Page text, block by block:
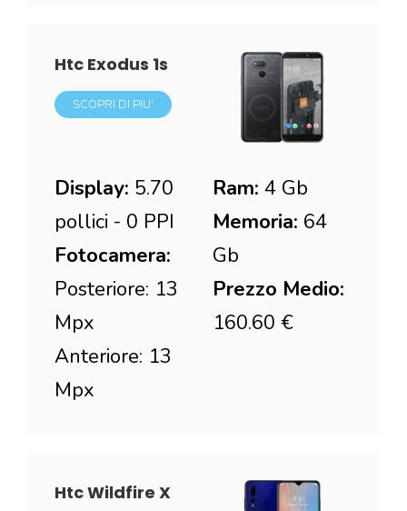
Htc Exodus 1s
SCOPRI DI PIU'
Display: 5.70
pollici - 0 PPI
Fotocamera:
Posteriore: 13
Mpx
Anteriore: 13
Mpx
Ram: 4 Gb
Memoria: 64
Gb
Prezzo Medio:
160.60 €
Htc Wildfire X